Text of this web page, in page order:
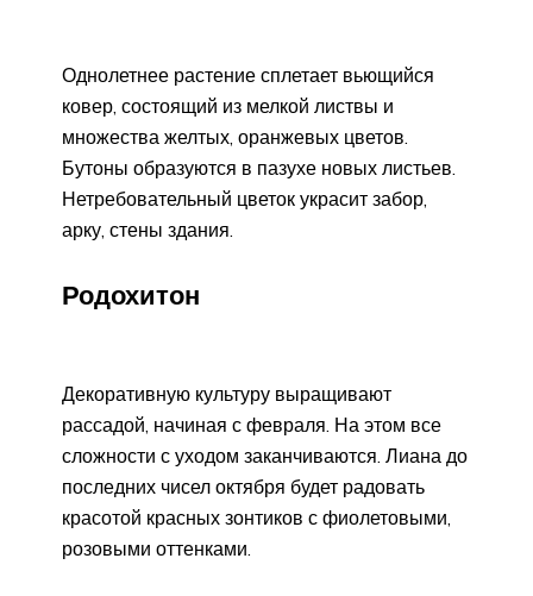
Однолетнее растение сплетает вьющийся
ковер, состоящий из мелкой листвы и
множества желтых, оранжевых цветов.
Бутоны образуются в пазухе новых листьев.
Нетребовательный цветок украсит забор,
арку, стены здания.
Родохитон
Декоративную культуру выращивают
рассадой, начиная с февраля. На этом все
сложности с уходом заканчиваются. Лиана до
последних чисел октября будет радовать
красотой красных зонтиков с фиолетовыми,
розовыми оттенками.